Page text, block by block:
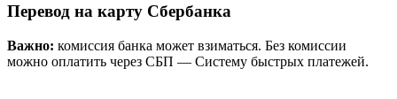
Перевод на карту Сбербанка
Важно: комиссия банка может взиматься. Без комиссии
можно оплатить через СБП — Систему быстрых платежей.